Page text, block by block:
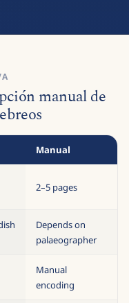
manual de
Manual
2–5 pages
Depends on
palaeographer
Manual
encoding